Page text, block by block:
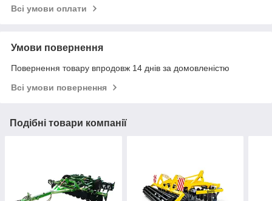
Всі умови оплати
Умови повернення
Повернення товару впродовж 14 днів за домовленістю
Всі умови повернення
Подібні товари компанії